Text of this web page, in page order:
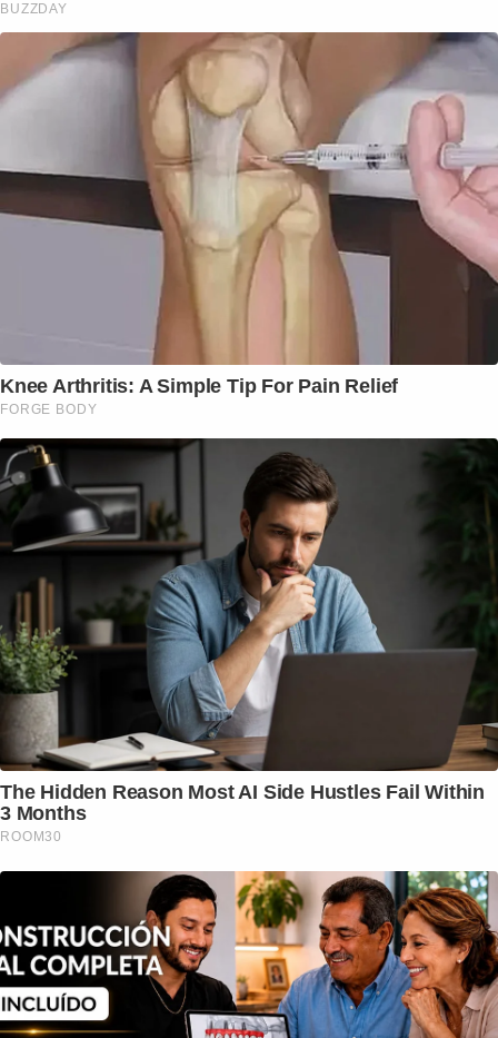
BUZZDAY
Knee Arthritis: A Simple Tip For Pain Relief
FORGE BODY
The Hidden Reason Most AI Side Hustles Fail Within
3 Months
ROOM30